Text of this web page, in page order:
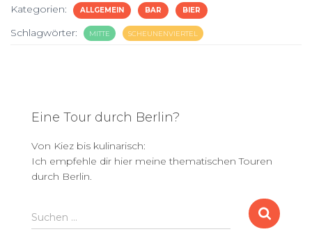
Kategorien: ALLGEMEIN BAR BIER
Schlagwörter: MITTE SCHEUNENVIERTEL
Eine Tour durch Berlin?
Von Kiez bis kulinarisch:
Ich empfehle dir hier meine thematischen Touren
durch Berlin.
S
u
Suchen …